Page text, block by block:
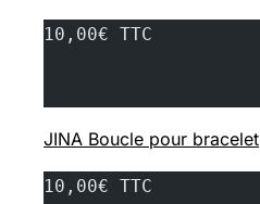
10,00€ TTC
JINA Boucle pour bracelet
10,00€ TTC